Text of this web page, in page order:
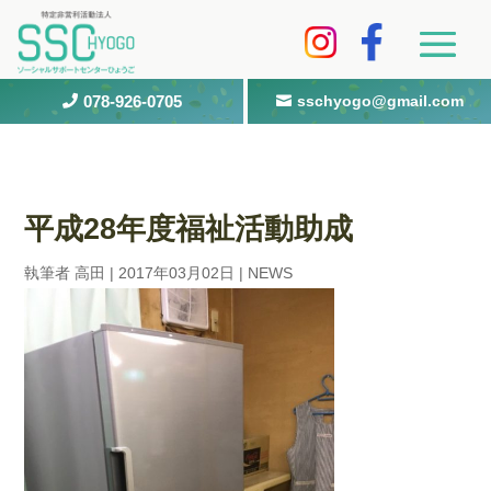
 078-926-0705  sschyogo@gmail.com
平成28年度福祉活動助成
執筆者高田 | 2017年03月02日 | NEWS